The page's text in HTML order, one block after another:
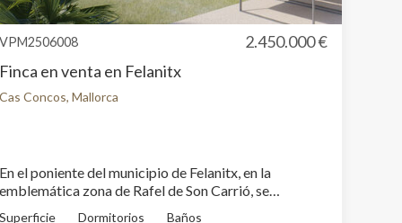
VPM2506008
2.450.000 €
Finca en venta en Felanitx
Cas Concos, Mallorca
En el poniente del municipio de Felanitx, en la
emblemática zona de Rafel de Son Carrió, se
Superficie
Dormitorios
Baños
y